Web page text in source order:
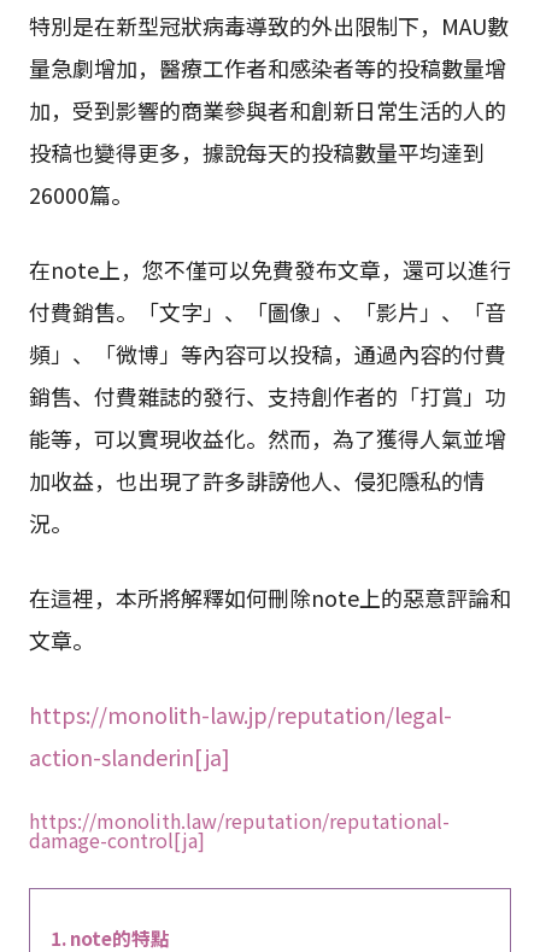
特別是在新型冠狀病毒導致的外出限制下，MAU數
量急劇增加，醫療工作者和感染者等的投稿數量增
加，受到影響的商業參與者和創新日常生活的人的
投稿也變得更多，據說每天的投稿數量平均達到
26000篇。
在note上，您不僅可以免費發布文章，還可以進行
付費銷售。「文字」、「圖像」、「影片」、「音
頻」、「微博」等內容可以投稿，通過內容的付費
銷售、付費雜誌的發行、支持創作者的「打賞」功
能等，可以實現收益化。然而，為了獲得人氣並增
加收益，也出現了許多誹謗他人、侵犯隱私的情
況。
在這裡，本所將解釋如何刪除note上的惡意評論和
文章。
https://monolith-law.jp/reputation/legal-
action-slanderin[ja]
https://monolith.law/reputation/reputational-
damage-control[ja]
note的特點